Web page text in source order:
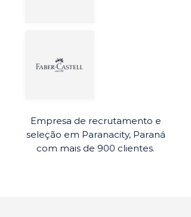
Empresa de recrutamento e
seleção em Paranacity, Paraná
com mais de 900 clientes.